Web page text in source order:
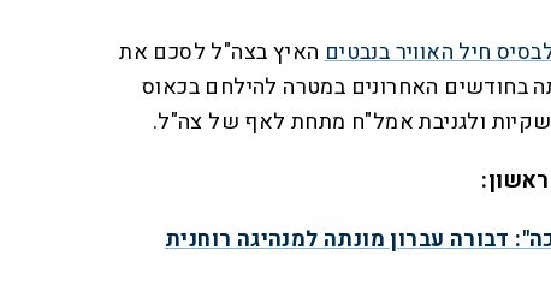
חיל האוויר בנבטיםהאיץ בצה"ל לסכם את
בחודשים האחרונים במטרה להילחם בכאוס
ולגניבת אמל"ח מתחת לאף של צה"ל.
דבורה עברון מונתה למנהיגה רוחנית